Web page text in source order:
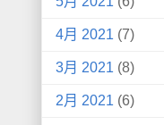
4月 2021 (7)
3月 2021 (8)
2月 2021 (6)